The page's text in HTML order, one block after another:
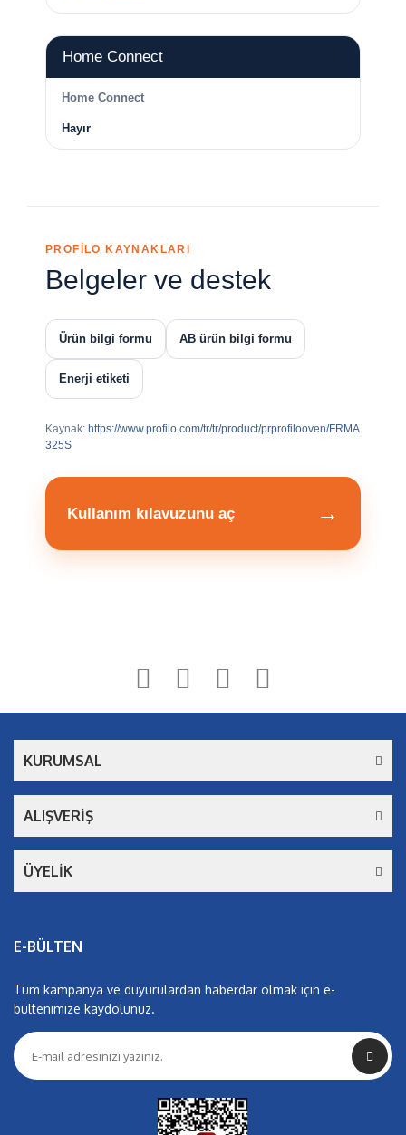
Home Connect
Home Connect
Hayır
PROFİLO KAYNAKLARI
Belgeler ve destek
Ürün bilgi formu AB ürün bilgi formu
Enerji etiketi
Kaynak: https://www.profilo.com/tr/tr/product/prprofilooven/FRMA
325S
Kullanım kılavuzunu aç →
KURUMSAL
ALIŞVERİŞ
ÜYELİK
E-BÜLTEN
Tüm kampanya ve duyurulardan haberdar olmak için e-
bültenimize kaydolunuz.